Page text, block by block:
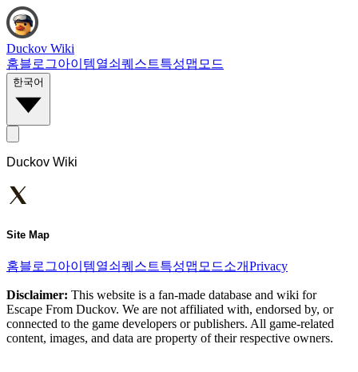
Duckov Wiki
홈블로그아이템열쇠 퀘스트특성맵 모드
한국어
Duckov Wiki
Site Map
홈블로그아이템열쇠 퀘스트특성맵 모드소개Privacy
Disclaimer: This website is a fan-made database and wiki for
Escape From Duckov. We are not affiliated with, endorsed by, or
connected to the game developers or publishers. All game-related
content, images, and data are property of their respective owners.